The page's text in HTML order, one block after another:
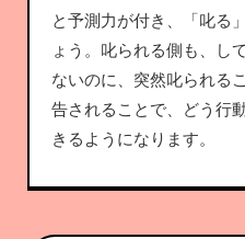
と予測力が付き、「叱る
ょう。叱られる側も、し
ないのに、突然叱られる
告されることで、どう行
きるようになります。